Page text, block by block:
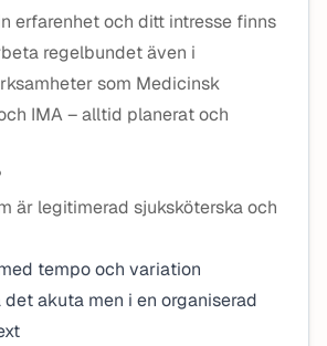
erfarenhet och ditt intresse finns
regelbundet även i
som Medicinsk
IMA – alltid planerat och
är legitimerad sjuksköterska och
tempo och variation
akuta men i en organiserad